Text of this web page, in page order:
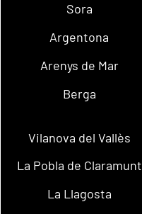
Sora
Argentona
Arenys de Mar
Berga
Vilanova del Vallès
La Pobla de Claramunt
La Llagosta